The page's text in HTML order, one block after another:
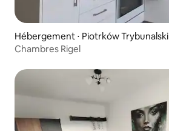
Hébergement ⋅ Piotrków Trybunalski
Chambres Rigel